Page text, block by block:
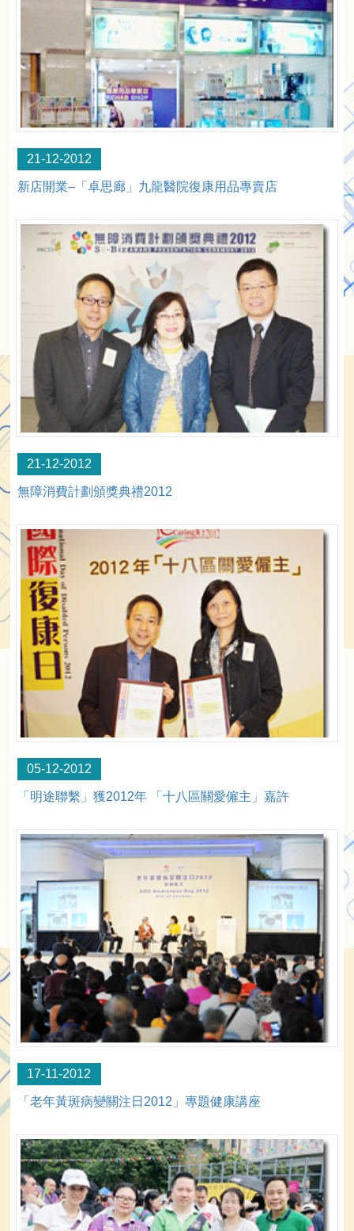
21-12-2012
新店開業–「卓思廊」九龍醫院復康用品專賣店
21-12-2012
無障消費計劃頒獎典禮2012
05-12-2012
「明途聯繫」獲2012年 「十八區關愛僱主」嘉許
17-11-2012
「老年黃斑病變關注日2012」專題健康講座